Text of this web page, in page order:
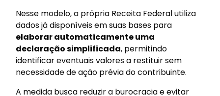
Nesse modelo, a própria Receita Federal utiliza
dados já disponíveis em suas bases para
elaborar automaticamente uma
declaração simplificada, permitindo
identificar eventuais valores a restituir sem
necessidade de ação prévia do contribuinte.
A medida busca reduzir a burocracia e evitar